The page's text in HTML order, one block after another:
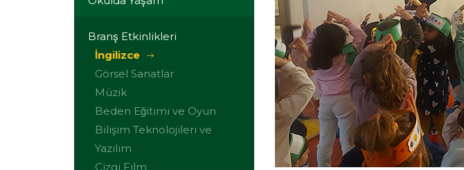
Branş Etkinlikleri
İngilizce
Görsel Sanatlar
Müzik
Beden Eğitimi ve Oyun
Bilişim Teknolojileri ve
Yazılım
Çizgi Film